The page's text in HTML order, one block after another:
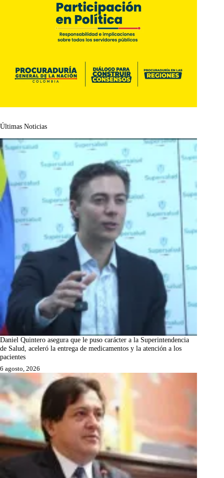
Últimas Noticias
Daniel Quintero asegura que le puso carácter a la Superintendencia
de Salud, aceleró la entrega de medicamentos y la atención a los
pacientes
6 agosto, 2026